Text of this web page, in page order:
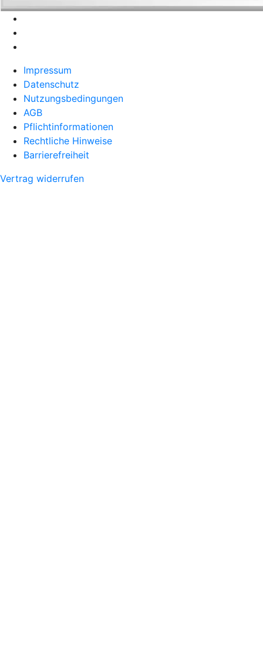
Impressum
Datenschutz
Nutzungsbedingungen
AGB
Pflichtinformationen
Rechtliche Hinweise
Barrierefreiheit
Vertrag widerrufen